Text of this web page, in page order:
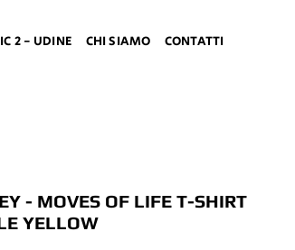
2 - UDINE CHI SIAMO CONTATTI
- MOVES OF LIFE T-SHIRT
YELLOW